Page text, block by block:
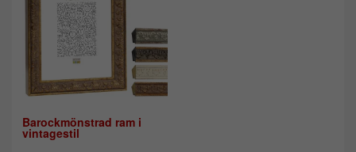
Barockmönstrad ram i
vintagestil